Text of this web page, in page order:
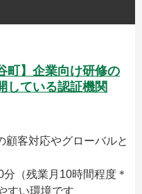
町】企業向け研修の
している認証機関
客対応やグローバルと
（残業月10時間程度＊
すい環境です